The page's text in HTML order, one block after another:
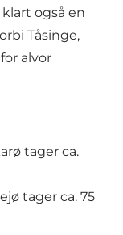
også en
Tåsinge,
alvor
tager ca.
tager ca. 75